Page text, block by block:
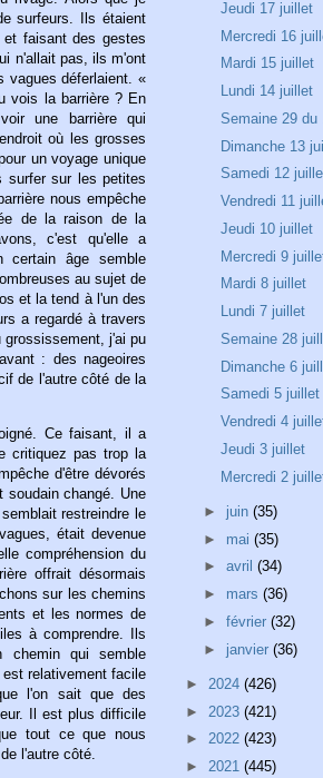
surfeurs. Ils étaient
faisant des gestes
n'allait pas, ils m'ont
vagues déferlaient. «
vois la barrière ? En
une barrière qui
où les grosses
un voyage unique
surfer sur les petites
nous empêche
de la raison de la
c'est qu'elle a
certain âge semble
au sujet de
et la tend à l'un des
a regardé à travers
j'ai pu
: des nageoires
de l'autre côté de la
Ce faisant, il a
critiquez pas trop la
d'être dévorés
soudain changé. Une
restreindre le
était devenue
compréhension du
offrait désormais
sur les chemins
et les normes de
à comprendre. Ils
chemin qui semble
relativement facile
l'on sait que des
Il est plus difficile
tout ce que nous
l'autre côté.
Jeudi 17 juillet
Mercredi 16
Mardi 15 juillet
Lundi 14 juillet
Semaine 29
Dimanche 13
Samedi 12
Vendredi 11
Jeudi 10 juillet
Mercredi 9
Mardi 8 juillet
Lundi 7 juillet
Semaine 28
Dimanche 6
Samedi 5 juillet
Vendredi 4
Jeudi 3 juillet
Mercredi 2
► juin (35)
► mai (35)
► avril (34)
► mars (36)
► février (32)
► janvier (36)
► 2024 (426)
► 2023 (421)
► 2022 (423)
► 2021 (445)